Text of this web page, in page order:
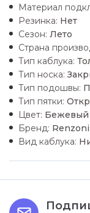
Материал
Резинка: Нет
Сезон: Лето
Страна
Тип каблука:
Тип носка:
Тип подошвы:
Тип пятки:
Цвет: Бежевый
Бренд: Renzoni
Вид каблука: